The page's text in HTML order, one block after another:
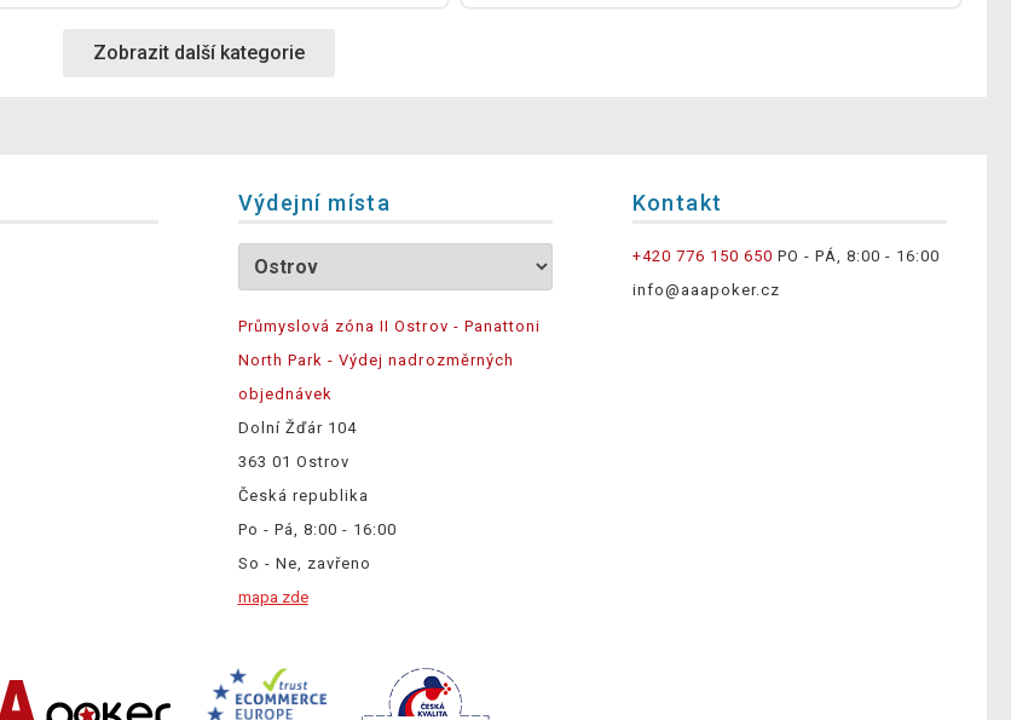
Zobrazit další kategorie
Výdejní místa
Průmyslová zóna II Ostrov - Panattoni
North Park - Výdej nadrozměrných
objednávek
Dolní Žďár 104
363 01 Ostrov
Česká republika
Po - Pá, 8:00 - 16:00
So - Ne, zavřeno
mapa zde
Kontakt
+420 776 150 650 PO - PÁ, 8:00 - 16:00
info@aaapoker.cz